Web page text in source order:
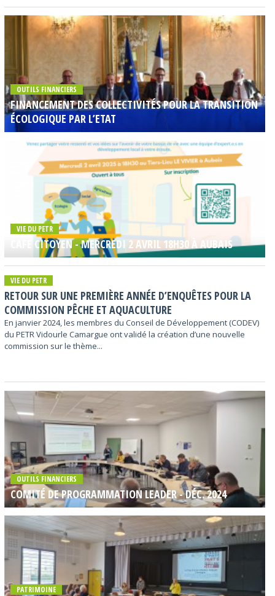
OUTILS FINANCIERS
FINANCEMENT DES COLLECTIVITÉS POUR LA TRANSITION
ÉCOLOGIQUE PAR L’ETAT
VIE DU PETR
CAFE CITOYEN - MERCREDI 2 AVRIL 18H30 À AUBAIS
VIE DU PETR
RETOUR SUR UNE PREMIÈRE ANNÉE D’ENQUÊTES POUR LA
COMMISSION PÊCHE ET AQUACULTURE
En janvier 2024, les membres du Conseil de Développement (CODEV)
du PETR Vidourle Camargue ont validé la création d’une nouvelle
commission sur le thème...
OUTILS FINANCIERS
COMITÉ DE PROGRAMMATION LEADER - DÉC. 2024
PATRIMOINE